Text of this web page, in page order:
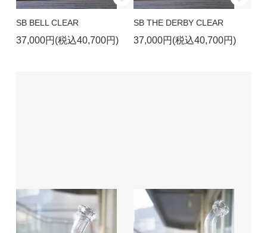
SB BELL CLEAR
37,000円(税込40,700円)
SB THE DERBY CLEAR
37,000円(税込40,700円)